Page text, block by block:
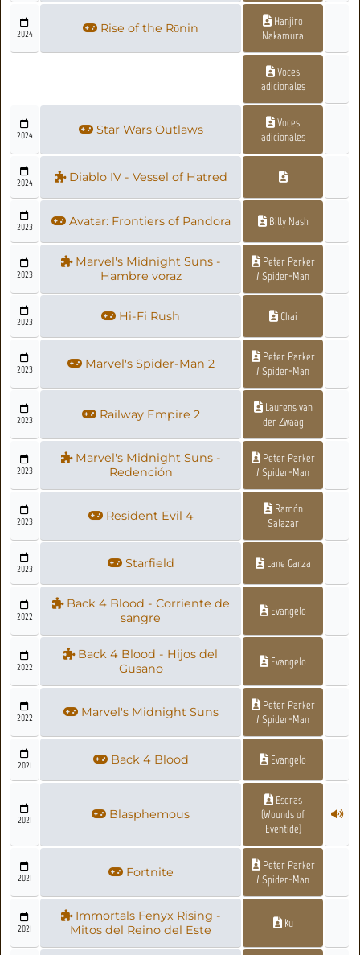
2024 Rise of the Rōnin
Hanjiro
Nakamura
Voces
adicionales
2024 Star Wars Outlaws
Voces
adicionales
2024 Diablo IV - Vessel of Hatred
2023 Avatar: Frontiers of Pandora Billy Nash
2023
Marvel's Midnight Suns -
Hambre voraz
Peter Parker
/ Spider-Man
2023 Hi-Fi Rush Chai
2023 Marvel's Spider-Man 2
Peter Parker
/ Spider-Man
2023 Railway Empire 2
Laurens van
der Zwaag
2023
Marvel's Midnight Suns -
Redención
Peter Parker
/ Spider-Man
2023 Resident Evil 4
Ramón
Salazar
2023 Starfield Lane Garza
2022
Back 4 Blood - Corriente de
sangre
Evangelo
2022
Back 4 Blood - Hijos del
Gusano
Evangelo
2022 Marvel's Midnight Suns
Peter Parker
/ Spider-Man
2021 Back 4 Blood Evangelo
2021 Blasphemous
Esdras
(Wounds of
Eventide)
2021 Fortnite
Peter Parker
/ Spider-Man
2021
Immortals Fenyx Rising -
Mitos del Reino del Este
Ku